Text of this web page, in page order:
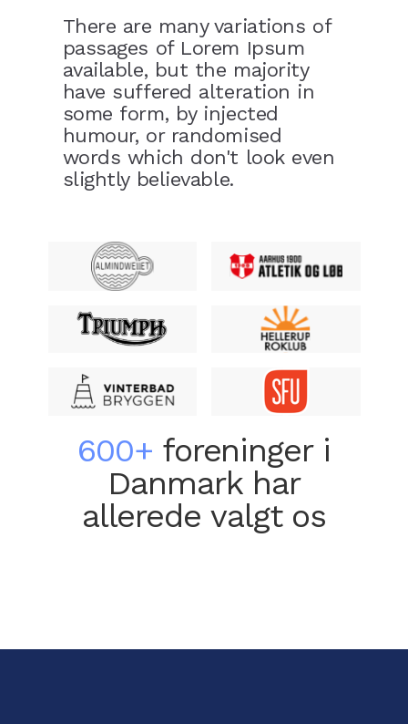
There are many variations of
passages of Lorem Ipsum
available, but the majority
have suffered alteration in
some form, by injected
humour, or randomised
words which don't look even
slightly believable.
600+ foreninger i
Danmark har
allerede valgt os